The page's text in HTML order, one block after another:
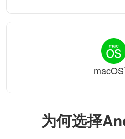
为何选择